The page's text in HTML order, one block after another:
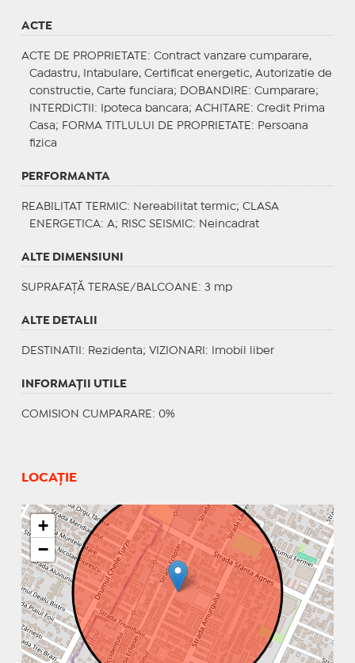
ACTE
ACTE DE PROPRIETATE : Contract vanzare cumparare,
Cadastru, Intabulare, Certificat energetic, Autorizatie de
constructie, Carte funciara;
DOBANDIRE : Cumparare;
INTERDICTII : Ipoteca bancara; ACHITARE : Credit Prima
Casa; FORMA TITLULUI DE PROPRIETATE : Persoana
fizica
PERFORMANTA
REABILITAT TERMIC: Nereabilitat termic; CLASA
ENERGETICA: A; RISC SEISMIC: Neincadrat
ALTE DIMENSIUNI
SUPRAFAȚĂ TERASE/BALCOANE: 3 mp
ALTE DETALII
DESTINATII : Rezidenta; VIZIONARI : Imobil liber
INFORMAŢII UTILE
COMISION CUMPARARE: 0%
LOCAȚIE
+
−